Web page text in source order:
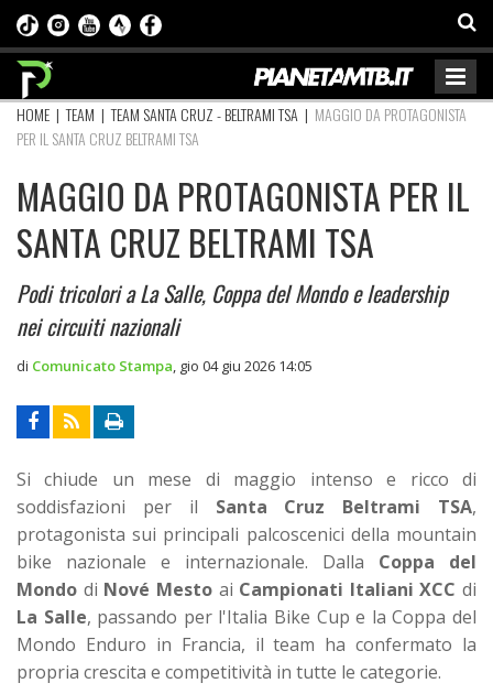
HOME |TEAM |TEAM SANTA CRUZ - BELTRAMI TSA | MAGGIO DA PROTAGONISTA
PER IL SANTA CRUZ BELTRAMI TSA
MAGGIO DA PROTAGONISTA PER IL
SANTA CRUZ BELTRAMI TSA
Podi tricolori a La Salle, Coppa del Mondo e leadership
nei circuiti nazionali
di Comunicato Stampa gio 04 giu 2026 14:05
Si chiude un mese di maggio intenso e ricco di
soddisfazioni per il Santa Cruz Beltrami TSA,
protagonista sui principali palcoscenici della mountain
bike nazionale e internazionale. Dalla Coppa del
Mondo di Nové Mestoai Campionati Italiani XCC di
La Salle, passando per l'Italia Bike Cup e la Coppa del
Mondo Enduro in Francia, il team ha confermato la
propria crescita e competitività in tutte le categorie.